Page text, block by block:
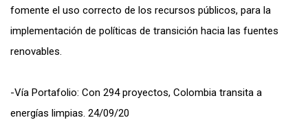
fomente el uso correcto de los recursos públicos, para la
implementación de políticas de transición hacia las fuentes
renovables.
-Vía Portafolio: Con 294 proyectos, Colombia transita a
energías limpias. 24/09/20